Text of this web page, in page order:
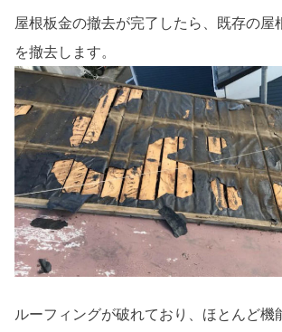
屋根板金の撤去が完了したら、既存の屋
を撤去します。
ルーフィングが破れており、ほとんど機